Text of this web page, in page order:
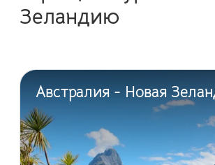
Зеландию
Австралия - Новая